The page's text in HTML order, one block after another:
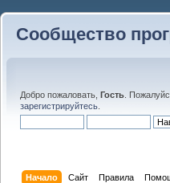
Сообщество
Добро пожаловать, Гость .
зарегистрируйтесь
Начало Сайт Правила